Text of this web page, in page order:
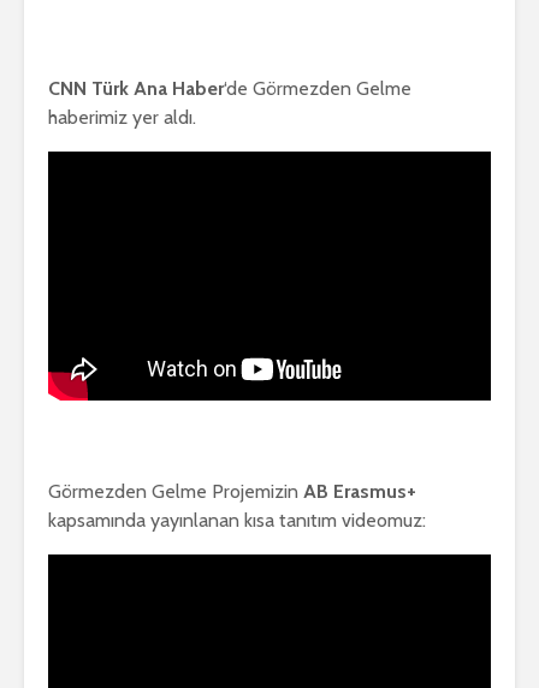
CNN Türk Ana Haber‘de Görmezden Gelme
haberimiz yer aldı.
Görmezden Gelme Projemizin AB Erasmus+
kapsamında yayınlanan kısa tanıtım videomuz: